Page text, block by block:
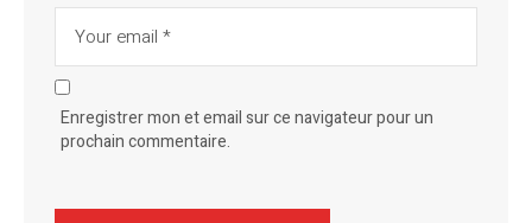
Enregistrer mon et email sur ce navigateur pour un
prochain commentaire.